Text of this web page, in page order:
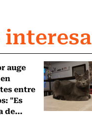
auge
entre
"Es
de...